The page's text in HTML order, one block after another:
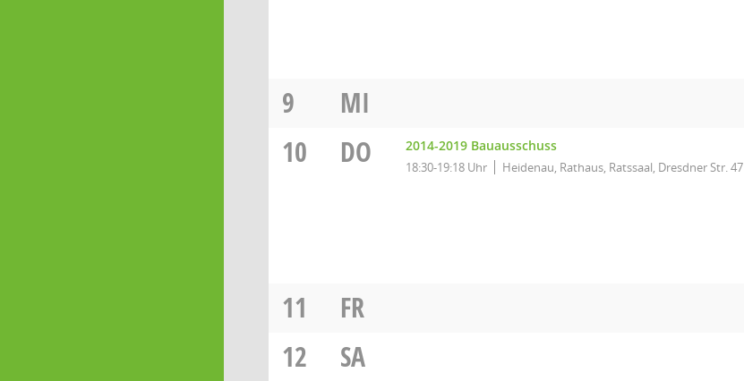
9
MI
10
DO 2014-2019 Bauausschuss
18:30-19:18 Uhr Heidenau, Rathaus, Ratssaal, Dresdner Str. 47
11
FR
12
SA